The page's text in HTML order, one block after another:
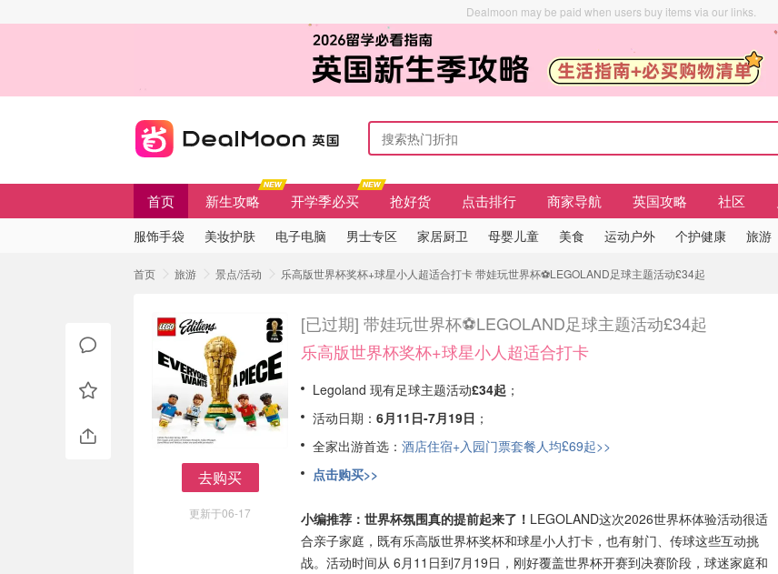
Dealmoon may be paid when users buy items via our links.
首页 新生攻略 开学季必买 抢好货 点击排行 商家导航 英国攻略 社区
服饰手袋 美妆护肤 电子电脑 男士专区 家居厨卫 母婴儿童 美食 运动户外 个护健康 旅游
首页 旅游 景点/活动 乐高版世界杯奖杯+球星小人超适合打卡 带娃玩世界杯⚽LEGOLAND足球主题活动£34起
去购买
更新于06-17
[已过期] 带娃玩世界杯⚽LEGOLAND足球主题活动£34起
乐高版世界杯奖杯+球星小人超适合打卡
Legoland 现有足球主题活动£34起 ；
活动日期： 6月11日-7月19日 ；
全家出游首选： 酒店住宿+入园门票套餐人均£69起>>
点击购买>>
小编推荐：世界杯氛围真的提前起来了！ LEGOLAND这次2026世界杯体验活动很适
合亲子家庭，既有乐高版世界杯奖杯和球星小人打卡，也有射门、传球这些互动挑
战。活动时间从 6月11日到7月19日，刚好覆盖世界杯开赛到决赛阶段，球迷家庭和